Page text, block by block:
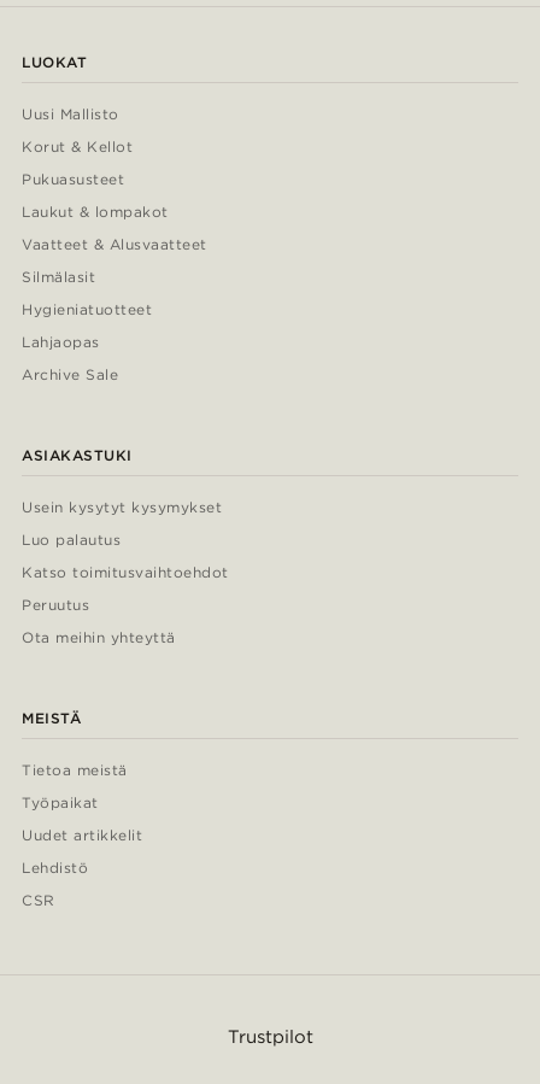
LUOKAT
Uusi Mallisto
Korut & Kellot
Pukuasusteet
Laukut & lompakot
Vaatteet & Alusvaatteet
Silmälasit
Hygieniatuotteet
Lahjaopas
Archive Sale
ASIAKASTUKI
Usein kysytyt kysymykset
Luo palautus
Katso toimitusvaihtoehdot
Peruutus
Ota meihin yhteyttä
MEISTÄ
Tietoa meistä
Työpaikat
Uudet artikkelit
Lehdistö
CSR
Trustpilot